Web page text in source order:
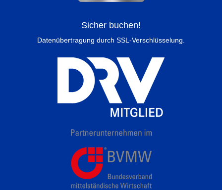
Sicher buchen!
Datenübertragung durch SSL-Verschlüsselung.